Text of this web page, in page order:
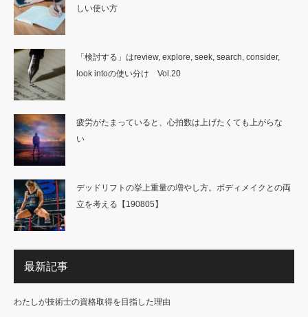
しい使い方
「検討する」はreview, explore, seek, search, consider,
look intoの使い分け Vol.20
疲労がたまっていると、心拍数は上げたくても上がらな
い
デッドリフトの挙上重量の増やし方。ボディメイクとの両
立を考える【190805】
最新記事
わたしが技術士の資格取得を目指した理由